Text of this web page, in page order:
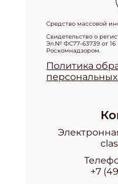
Средство массовой
Свидетельство о
Эл.№ ФС77-63739 от 16
Роскомнадзором.
Политика
+7